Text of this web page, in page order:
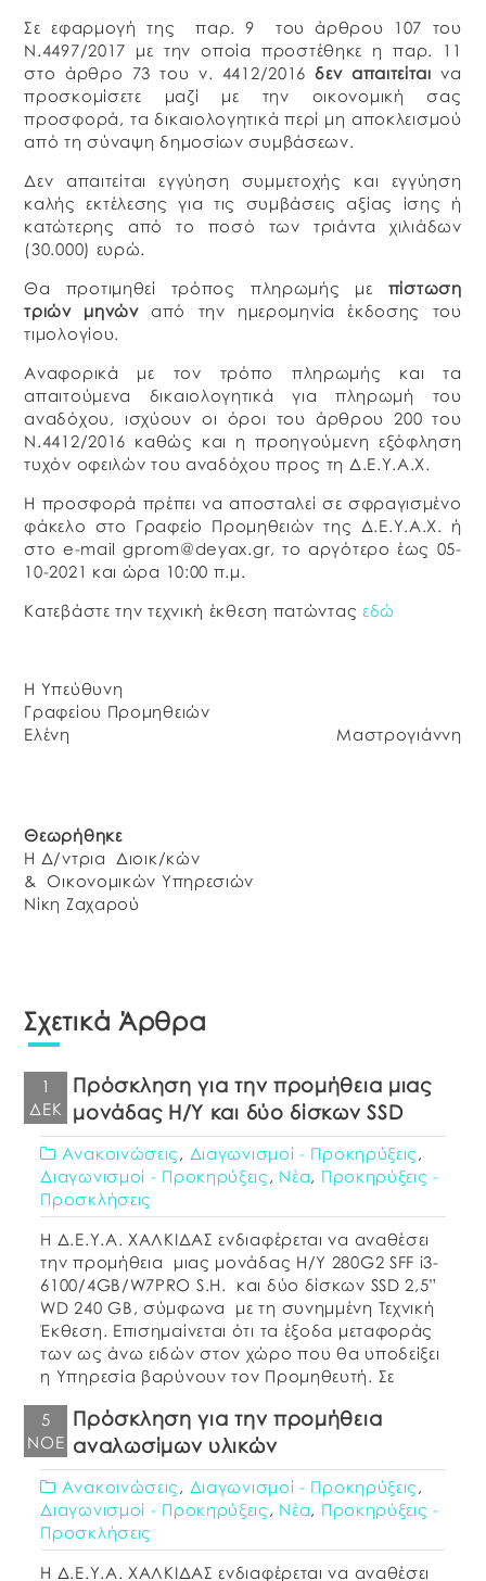
Σε εφαρμογή της παρ. 9 του άρθρου 107 του
Ν.4497/2017 με την οποία προστέθηκε η παρ. 11
στο άρθρο 73 του ν. 4412/2016δεν απαιτείται να
προσκομίσετε μαζί με την οικονομική σας
προσφορά, τα δικαιολογητικά περί μη αποκλεισμού
από τη σύναψη δημοσίων συμβάσεων.
Δεν απαιτείται εγγύηση συμμετοχής και εγγύηση
καλής εκτέλεσης για τις συμβάσεις αξίας ίσης ή
κατώτερης από το ποσό των τριάντα χιλιάδων
(30.000) ευρώ.
Θα προτιμηθεί τρόπος πληρωμής με πίστωση
τριών μηνώναπό την ημερομηνία έκδοσης του
τιμολογίου.
Αναφορικά με τον τρόπο πληρωμής και τα
απαιτούμενα δικαιολογητικά για πληρωμή του
αναδόχου, ισχύουν οι όροι του άρθρου 200 του
Ν.4412/2016 καθώς και η προηγούμενη εξόφληση
τυχόν οφειλών του αναδόχου προς τη Δ.Ε.Υ.Α.Χ.
Η προσφορά πρέπει να αποσταλεί σε σφραγισμένο
φάκελο στο Γραφείο Προμηθειών της Δ.Ε.Υ.Α.Χ. ή
στο e-mail gprom@deyax.gr, το αργότερο έως 05-
10-2021 και ώρα 10:00 π.μ.
Κατεβάστε την τεχνική έκθεση πατώντας εδώ
Η Υπεύθυνη
Γραφείου Προμηθειών
Ελένη Μαστρογιάννη
Θεωρήθηκε
Η Δ/ντρια Διοικ/κών
& Οικονομικών Υπηρεσιών
Νίκη Ζαχαρού
Σχετικά Άρθρα
1
ΔΕΚ
Πρόσκληση για την προμήθεια μιας
μονάδας Η/Υ και δύο δίσκων SSD
Ανακοινώσεις , Διαγωνισμοί - Προκηρύξεις ,
Διαγωνισμοί - Προκηρύξεις , Νέα, Προκηρύξεις -
Προσκλήσεις
Η Δ.Ε.Υ.Α. ΧΑΛΚΙΔΑΣ ενδιαφέρεται να αναθέσει
την προμήθεια μιας μονάδας Η/Υ 280G2 SFF i3-
6100/4GB/W7PRO S.H. και δύο δίσκων SSD 2,5”
WD 240 GB, σύμφωνα με τη συνημμένη Τεχνική
Έκθεση. Επισημαίνεται ότι τα έξοδα μεταφοράς
των ως άνω ειδών στον χώρο που θα υποδείξει
η Υπηρεσία βαρύνουν τον Προμηθευτή. Σε
5
ΝΟΈ
Πρόσκληση για την προμήθεια
αναλωσίμων υλικών
Ανακοινώσεις , Διαγωνισμοί - Προκηρύξεις ,
Διαγωνισμοί - Προκηρύξεις , Νέα, Προκηρύξεις -
Προσκλήσεις
Η Δ.Ε.Υ.Α. ΧΑΛΚΙΔΑΣ ενδιαφέρεται να αναθέσει